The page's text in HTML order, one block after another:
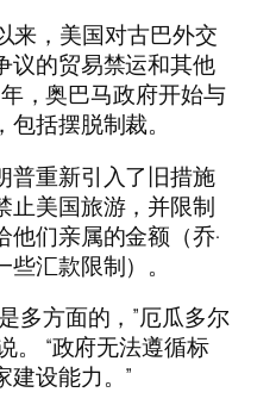
来，美国对古巴外交
议的贸易禁运和其他
，奥巴马政府开始与
括摆脱制裁。
普重新引入了旧措施
止美国旅游，并限制
们亲属的金额（乔·
汇款限制）。
多方面的，”厄瓜多尔
。 “政府无法遵循标
建设能力。”